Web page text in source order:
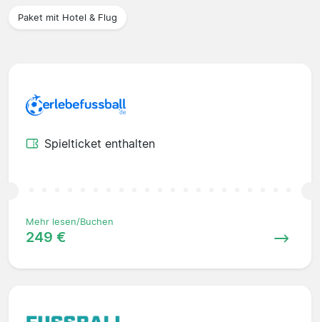
Paket mit Hotel & Flug
Spielticket enthalten
Mehr lesen/Buchen
249 €